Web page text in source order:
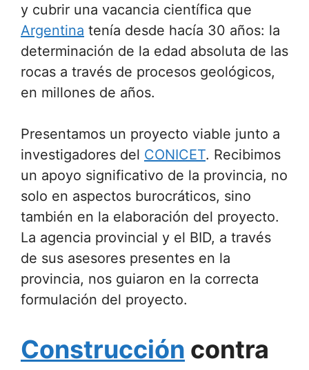
y cubrir una vacancia científica que
Argentina tenía desde hacía 30 años: la
determinación de la edad absoluta de las
rocas a través de procesos geológicos,
en millones de años.
Presentamos un proyecto viable junto a
investigadores del CONICET. Recibimos
un apoyo significativo de la provincia, no
solo en aspectos burocráticos, sino
también en la elaboración del proyecto.
La agencia provincial y el BID, a través
de sus asesores presentes en la
provincia, nos guiaron en la correcta
formulación del proyecto.
Construcción contra